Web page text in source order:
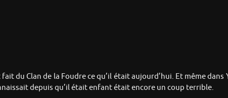
du Clan de la Foudre ce qu’il était aujourd’hui. Et même dans
depuis qu’il était enfant était encore un coup terrible.